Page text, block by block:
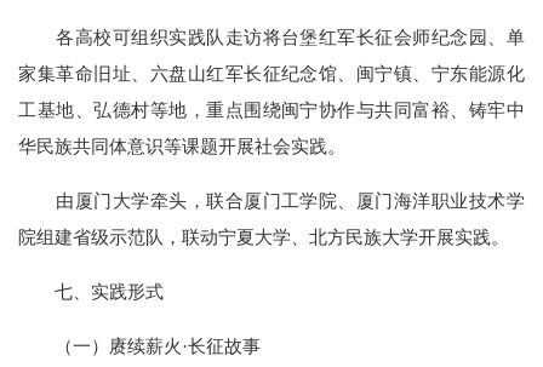
各高校可组织实践队走访将台堡红军长征会师纪念园、单
家集革命旧址、六盘山红军长征纪念馆、闽宁镇、宁东能源化
工基地、弘德村等地，重点围绕闽宁协作与共同富裕、铸牢中
华民族共同体意识等课题开展社会实践。
由厦门大学牵头，联合厦门工学院、厦门海洋职业技术学
院组建省级示范队，联动宁夏大学、北方民族大学开展实践。
七、实践形式
（一）赓续薪火·长征故事